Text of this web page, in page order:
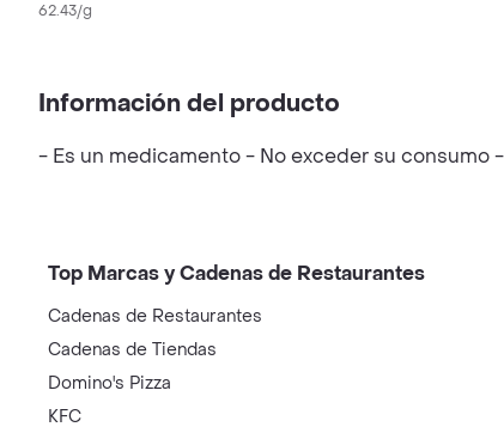
62.43/g
Información del producto
- Es un medicamento - No exceder su
Top Marcas y Cadenas de Restaurantes
Cadenas de Restaurantes
Cadenas de Tiendas
Domino's Pizza
KFC